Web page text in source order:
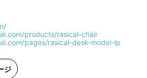
りでも、気づくと配線やイヤ
かっていくデスクに限界を感じ
、デスクまで買い替えるのは
ターアームで浮かせても、机上
products/rasical-chair
pages/rasical-desk-model-lp
ジ